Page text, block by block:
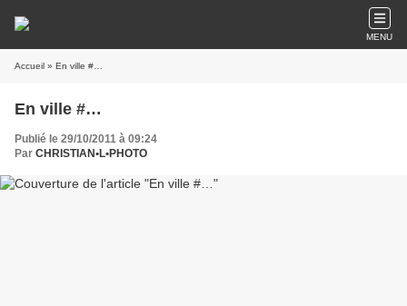
MENU
Accueil » En ville #…
En ville #…
Publié le 29/10/2011 à 09:24
Par CHRISTIAN•L•PHOTO